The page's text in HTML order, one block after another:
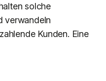
solche
verwandeln
Kunden. Eine